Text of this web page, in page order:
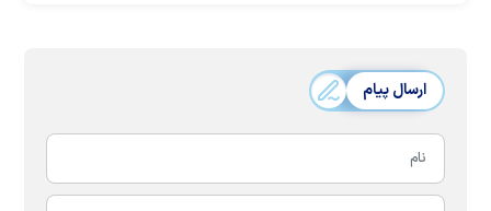
ارسال پیام